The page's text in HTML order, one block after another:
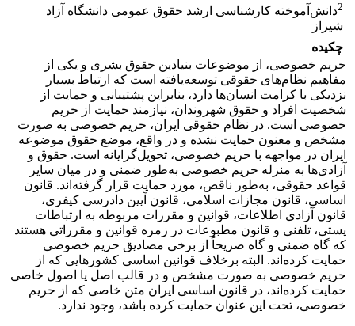
2دانش‌آموخته کارشناسی ارشد حقوق عمومی دانشگاه آزاد
شیراز
چکیده
حریم خصوصی، از موضوعات بنیادین حقوق بشری و یکی از
مفاهیم نظام‌های حقوقی توسعه‌یافته است که ارتباط بسیار
نزدیکی با کرامت انسان‌ها دارد، بنابراین پشتیبانی و حمایت از
شخصیت افراد و حقوق شهروندان، نیازمند حمایت از حریم
خصوصی است. در نظام حقوقی ایران، حریم خصوصی به صورت
مشخص و معنون حمایت نشده و در واقع، موضع حقوق موضوعه
ایران در مواجهه با حریم خصوصی، تحویل‌گرایانه است. حقوق و
آزادی‌ها به منزله حریم خصوصی به‌طور ضمنی و در میان سایر
قواعد حقوقی، به‌طور ناقص، مورد حمایت قرار گرفته‌اند. قانون
اساسی، قانون مجازات اسلامی، قانون آیین دادرسی کیفری،
قانون آزادی اطلاعات، قوانین و مقررات مربوطه به ارتباطات
پستی، تلفنی و قانون مطبوعات در زمره قوانین و مقرراتی هستند
که گاه ضمنی و گاه صریحاً از برخی مصادیق حریم خصوصی
حمایت کرده‌اند. البته برخلاف قوانین اساسی کشورهایی که از
حریم خصوصی به صورت مشخص و در قالب اصل یا اصول خاصی
حمایت کرده‌اند، در قانون اساسی ایران متن خاصی که از حریم
خصوصی، تحت این عنوان حمایت کرده باشد، وجود ندارد.